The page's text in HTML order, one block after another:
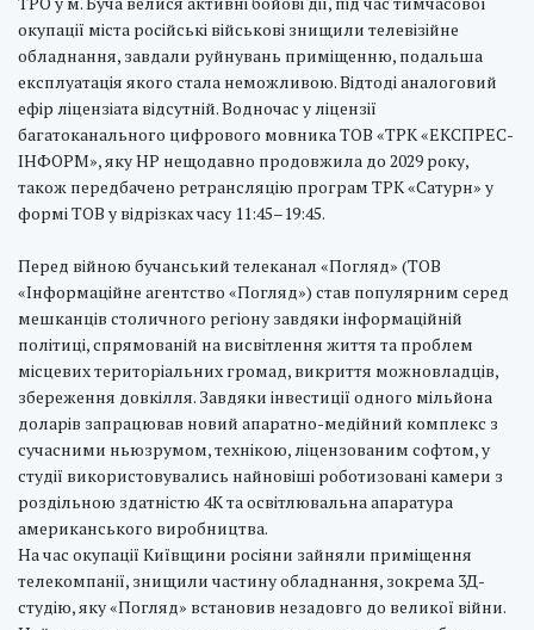
окупації міста російські військові знищили телевізійне
обладнання, завдали руйнувань приміщенню, подальша
експлуатація якого стала неможливою. Відтоді аналоговий
ефір ліцензіата відсутній. Водночас у ліцензії
багатоканального цифрового мовника ТОВ «ТРК «ЕКСПРЕС-
ІНФОРМ», яку НР нещодавно продовжила до 2029 року,
також передбачено ретрансляцію програм ТРК «Сатурн» у
формі ТОВ у відрізках часу 11:45–19:45.
Перед війною бучанський телеканал «Погляд» (ТОВ
«Інформаційне агентство «Погляд») став популярним серед
мешканців столичного регіону завдяки інформаційній
політиці, спрямованій на висвітлення життя та проблем
місцевих територіальних громад, викриття можновладців,
збереження довкілля. Завдяки інвестиції одного мільйона
доларів запрацював новий апаратно-медійний комплекс з
сучасними ньюзрумом, технікою, ліцензованим софтом, у
студії використовувались найновіші роботизовані камери з
роздільною здатністю 4К та освітлювальна апаратура
американського виробництва.
На час окупації Київщини росіяни зайняли приміщення
телекомпанії, знищили частину обладнання, зокрема 3Д-
студію, яку «Погляд» встановив незадовго до великої війни.